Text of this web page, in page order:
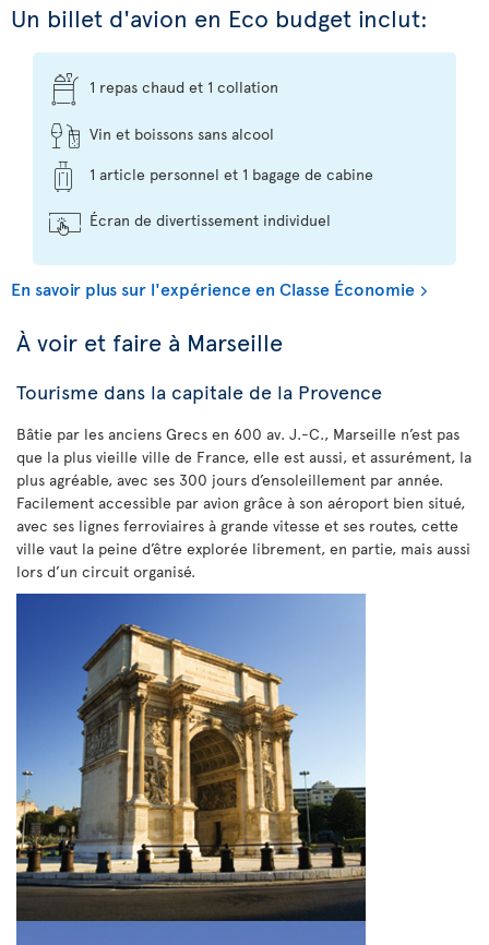
Un billet d'avion en Eco budget inclut:
1 repas chaud et 1 collation
Vin et boissons sans alcool
1 article personnel et 1 bagage de cabine
Écran de divertissement individuel
En savoir plus sur l'expérience en Classe Économie
À voir et faire à Marseille
Tourisme dans la capitale de la Provence
Bâtie par les anciens Grecs en 600 av. J.-C., Marseille n’est pas
que la plus vieille ville de France, elle est aussi, et assurément, la
plus agréable, avec ses 300 jours d’ensoleillement par année.
Facilement accessible par avion grâce à son aéroport bien situé,
avec ses lignes ferroviaires à grande vitesse et ses routes, cette
ville vaut la peine d’être explorée librement, en partie, mais aussi
lors d’un circuit organisé.